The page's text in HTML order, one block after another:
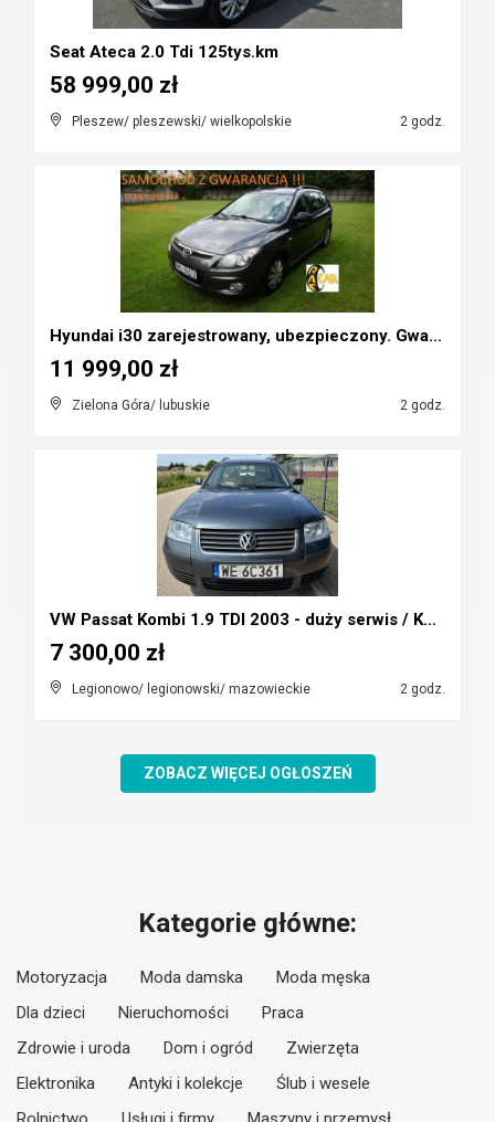
Seat Ateca 2.0 Tdi 125tys.km
Pleszew/ pleszewski/ wielkopolskie 2 godz.
58 999,00 zł
Hyundai i30 zarejestrowany, ubezpieczony. Gwarancj...
Zielona Góra/ lubuskie 2 godz.
11 999,00 zł
VW Passat Kombi 1.9 TDI 2003 - duży serwis / KOLOR...
Legionowo/ legionowski/ mazowieckie 2 godz.
7 300,00 zł
ZOBACZ WIĘCEJ OGŁOSZEŃ
Kategorie główne:
Motoryzacja Moda damska
Moda męska
Dla dzieci
Nieruchomości
Praca
Zdrowie i uroda
Dom i ogród
Zwierzęta
Elektronika
Antyki i kolekcje
Ślub i wesele